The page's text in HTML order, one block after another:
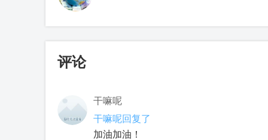
评论
干嘛呢
干嘛呢回复了
加油加油！